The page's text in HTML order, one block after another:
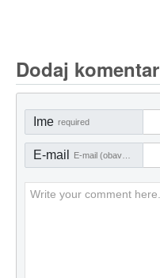
Dodaj komentar
Ime required
E-mail